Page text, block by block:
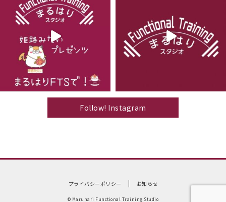
Follow! Instagram
プライバシーポリシー お知らせ
© Maruhari Functional Training Studio